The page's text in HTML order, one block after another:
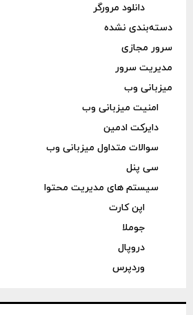
دانلود مرورگر
دسته‌بندی نشده
سرور مجازی
مدیریت سرور
میزبانی وب
امنیت میزبانی وب
دایرکت ادمین
سوالات متداول میزبانی وب
سی پنل
سیستم های مدیریت محتوا
اپن کارت
جوملا
دروپال
وردپرس